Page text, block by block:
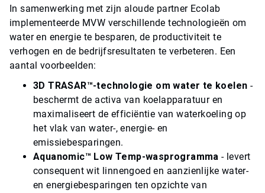
In samenwerking met zijn aloude partner Ecolab
implementeerde MVW verschillende technologieën om
water en energie te besparen, de productiviteit te
verhogen en de bedrijfsresultaten te verbeteren. Een
aantal voorbeelden:
3D TRASAR™-technologie om water te koelen -
beschermt de activa van koelapparatuur en
maximaliseert de efficiëntie van waterkoeling op
het vlak van water-, energie- en
emissiebesparingen.
Aquanomic™ Low Temp-wasprogramma - levert
consequent wit linnengoed en aanzienlijke water-
en energiebesparingen ten opzichte van